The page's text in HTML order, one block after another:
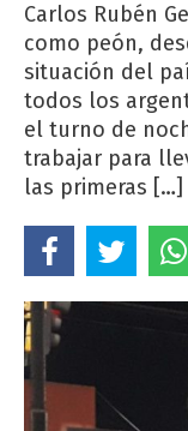
Carlos Rubén
como peón,
situación del
todos los
el turno de
trabajar para
las primeras […]